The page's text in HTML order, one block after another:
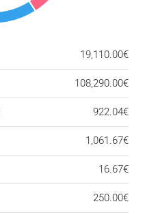
19,110.00€
108,290.00€
922.04€
1,061.67€
16.67€
250.00€